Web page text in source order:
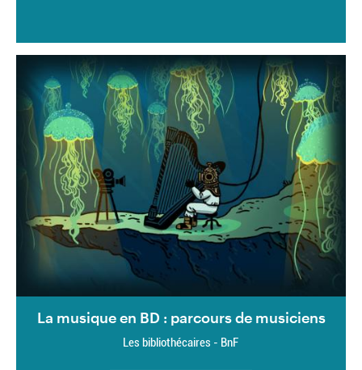
La musique en BD : parcours de musiciens
Les bibliothécaires - BnF